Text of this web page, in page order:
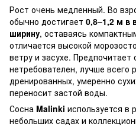
Рост очень медленный. Во
обычно достигает 0,8–1,2 м в
ширину, оставаясь
отличается высокой
ветру и засухе.
нетребователен, лучше всего
дренированных, умеренно
переносит застой воды.
Сосна Malinki используется в
небольших садах и